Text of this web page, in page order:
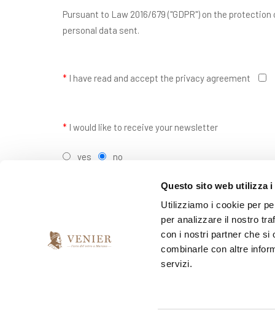
Questo sito web utilizza i
Utilizziamo i cookie per
per analizzare il nostro
con i nostri partner che si
combinarle con altre
servizi.
Pursuant to Law 2016/679 ("GDPR") on the
personal data sent.
* I have read and accept the privacy agreement
* I would like to receive your newsletter
yes no